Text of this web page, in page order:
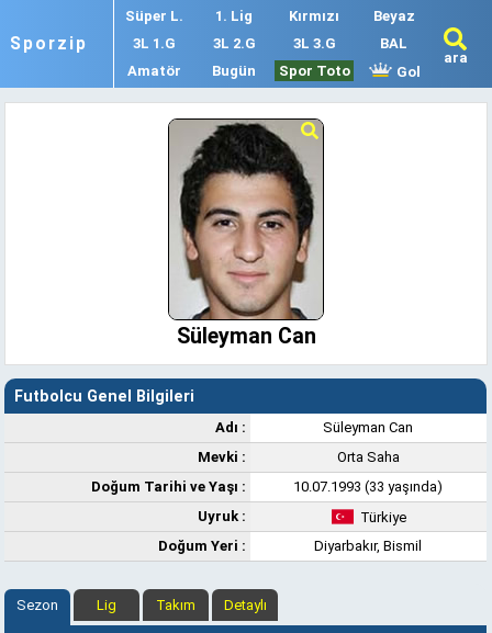
Sporzip
Süper L. 1. Lig Kırmızı
Beyaz
3L 1.G
3L 2.G 3L 3.G
BAL
Amatör
Bugün Spor Toto Gol
ara
Süleyman Can
Futbolcu Genel Bilgileri
Adı :
Süleyman Can
Mevki :
Orta Saha
Doğum Tarihi ve Yaşı :
10.07.1993 (33 yaşında)
Uyruk :
Türkiye
Doğum Yeri :
Diyarbakır, Bismil
Sezon Lig Takım Detaylı